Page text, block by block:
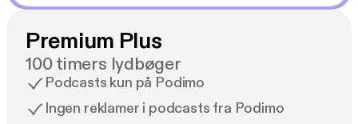
Premium Plus
100 timers lydbøger
Podcasts kun på Podimo
Ingen reklamer i podcasts fra Podimo